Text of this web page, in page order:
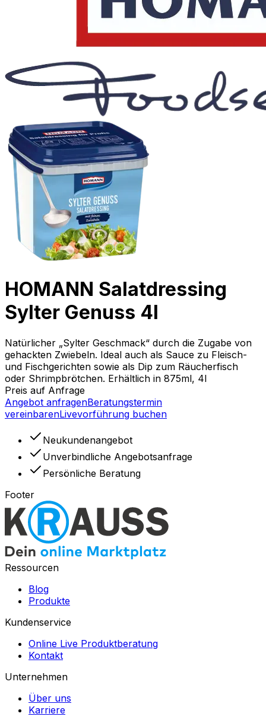
HOMANN Salatdressing
Sylter Genuss 4l
Natürlicher „Sylter Geschmack“ durch die Zugabe von
gehackten Zwiebeln. Ideal auch als Sauce zu Fleisch-
und Fischgerichten sowie als Dip zum Räucherfisch
oder Shrimpbrötchen. Erhältlich in 875ml, 4l
Preis auf Anfrage
Angebot anfragenBeratungstermin
vereinbarenLivevorführung buchen
Neukundenangebot
Unverbindliche Angebotsanfrage
Persönliche Beratung
Footer
Ressourcen
Blog
Produkte
Kundenservice
Online Live Produktberatung
Kontakt
Unternehmen
Über uns
Karriere